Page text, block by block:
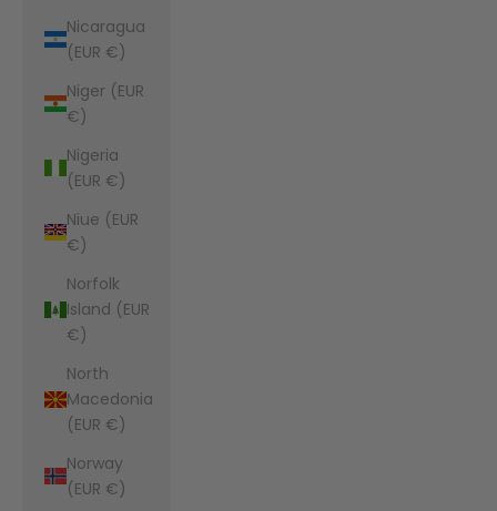
Nicaragua
(EUR €)
Niger (EUR
€)
Nigeria
(EUR €)
Niue (EUR
€)
Norfolk
Island (EUR
€)
North
Macedonia
(EUR €)
Norway
(EUR €)